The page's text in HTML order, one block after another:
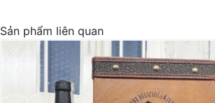
Sản phẩm liên quan